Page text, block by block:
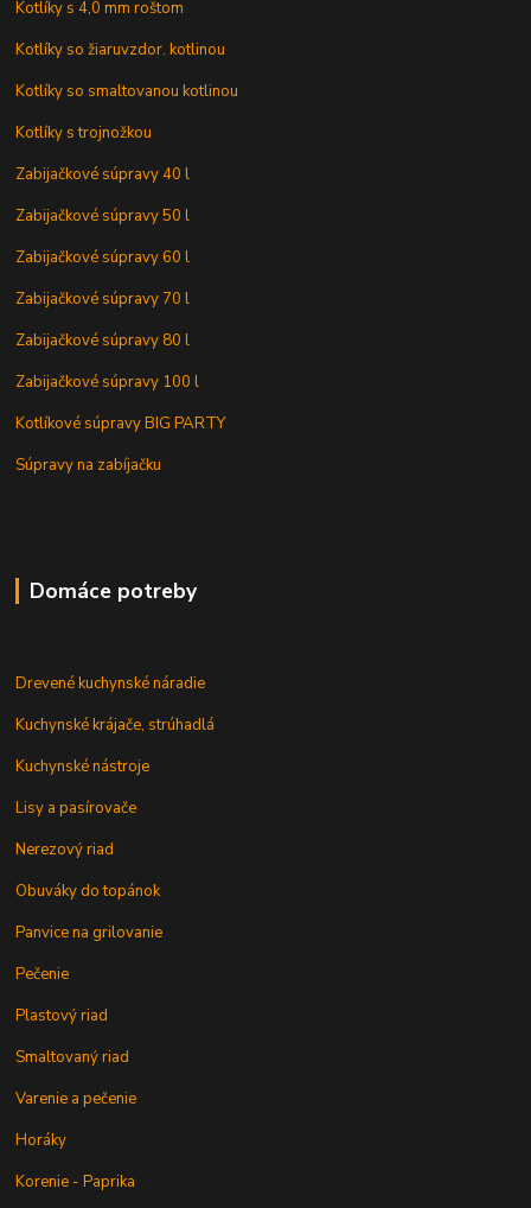
Kotlíky s 4,0 mm roštom
Kotlíky so žiaruvzdor. kotlinou
Kotlíky so smaltovanou kotlinou
Kotlíky s trojnožkou
Zabijačkové súpravy 40 l
Zabijačkové súpravy 50 l
Zabijačkové súpravy 60 l
Zabijačkové súpravy 70 l
Zabijačkové súpravy 80 l
Zabijačkové súpravy 100 l
Kotlíkové súpravy BIG PARTY
Súpravy na zabíjačku
Domáce potreby
Drevené kuchynské náradie
Kuchynské krájače, strúhadlá
Kuchynské nástroje
Lisy a pasírovače
Nerezový riad
Obuváky do topánok
Panvice na grilovanie
Pečenie
Plastový riad
Smaltovaný riad
Varenie a pečenie
Horáky
Korenie - Paprika